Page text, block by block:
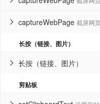
captureWebPage 截屏网

长按（链接、图片）
长按（链接、图片）

剪贴板